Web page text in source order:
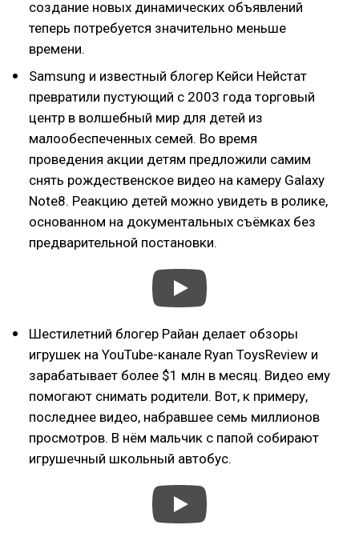
создание новых динамических объявлений
теперь потребуется значительно меньше
времени.
Samsung и известный блогер Кейси Нейстат
превратили пустующий с 2003 года торговый
центр в волшебный мир для детей из
малообеспеченных семей. Во время
проведения акции детям предложили самим
снять рождественское видео на камеру Galaxy
Note8. Реакцию детей можно увидеть в ролике,
основанном на документальных съёмках без
предварительной постановки.
Шестилетний блогер Райан делает обзоры
игрушек на YouTube-канале Ryan ToysReview и
зарабатывает более $1 млн в месяц. Видео ему
помогают снимать родители. Вот, к примеру,
последнее видео, набравшее семь миллионов
просмотров. В нём мальчик с папой собирают
игрушечный школьный автобус.